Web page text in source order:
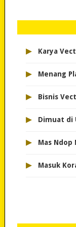
▸ Karya
▸ Menang
▸ Bisnis
▸ Dimuat di
▸ Mas Ndop
▸ Masuk